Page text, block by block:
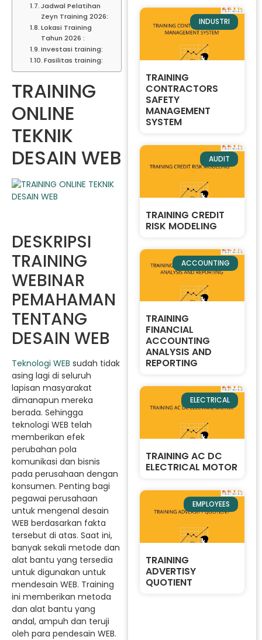
Jadwal Pelatihan
Zeyn Training 2026:
Lokasi Training
Tahun 2026 :
Investasi training:
Fasilitas training:
TRAINING
ONLINE
TEKNIK
DESAIN WEB
DESKRIPSI
TRAINING
WEBINAR
PEMAHAMAN
TENTANG
DESAIN WEB
Teknologi WEB sudah tidak
asing lagi di seluruh
lapisan masyarakat
dimanapun mereka
berada. Sehingga
teknologi WEB telah
memberikan efek
perubahan pola
komunikasi dan bisnis
pada perusahaan dengan
konsumen. Penting bagi
pegawai perusahaan
untuk mengenal desain
WEB berdasarkan fakta
tersebut di atas. Saat ini,
banyak sekali metode dan
alat bantu yang tersedia
untuk digunakan untuk
mendesain WEB. Training
ini memberikan metoda
dan alat bantu yang
andal, ampuh dan teruji
oleh para pendesain WEB.
INDUSTRI
TRAINING
CONTRACTORS
SAFETY
MANAGEMENT
SYSTEM
AUDIT
TRAINING CREDIT
RISK MODELING
ACCOUNTING
TRAINING
FINANCIAL
ACCOUNTING
ANALYSIS AND
REPORTING
ELECTRICAL
TRAINING AC DC
ELECTRICAL MOTOR
EMPLOYEES
TRAINING
ADVERTISY
QUOTIENT